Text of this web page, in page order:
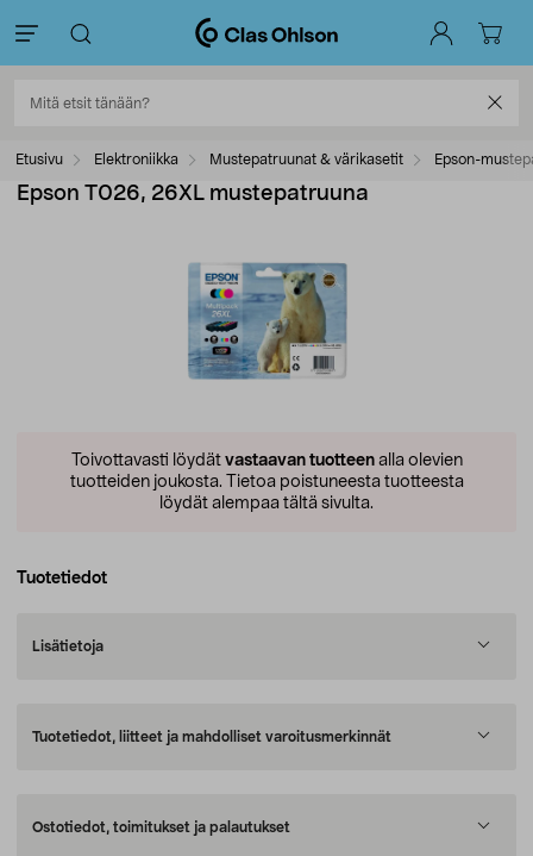
Etusivu Elektroniikka Mustepatruunat & värikasetit Epson-
Epson T026, 26XL mustepatruuna
Toivottavasti löydät vastaavan tuotteenalla olevien
tuotteiden joukosta. Tietoa poistuneesta tuotteesta
löydät alempaa tältä sivulta.
Tuotetiedot
Lisätietoja
Tuotetiedot, liitteet ja mahdolliset varoitusmerkinnät
Ostotiedot, toimitukset ja palautukset